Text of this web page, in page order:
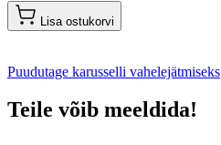
Lisa ostukorvi
Puudutage karusselli vahelejätmiseks
Teile võib meeldida!